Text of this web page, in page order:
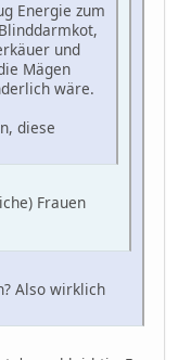
Energie zum
und
Mägen
wäre.
diese
Frauen
Also wirklich